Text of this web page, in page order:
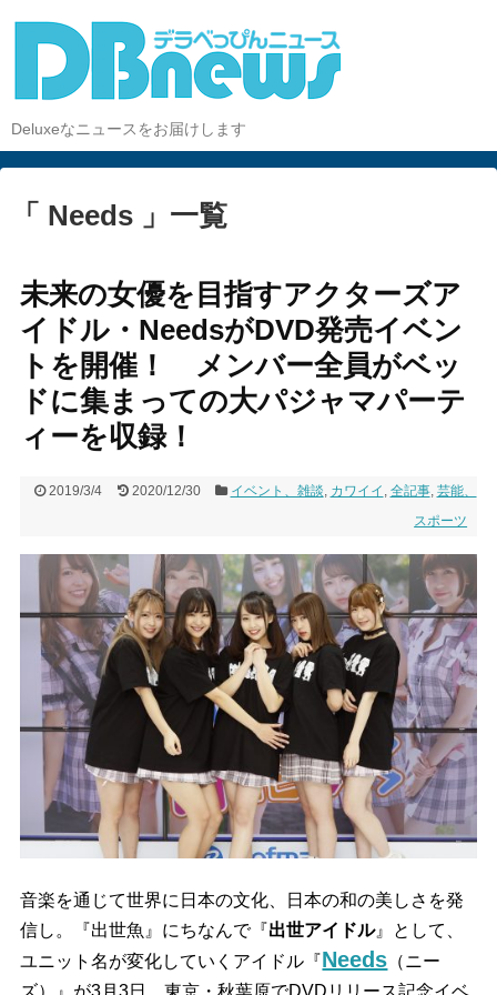
Deluxeなニュースをお届けします
「 Needs 」一覧
未来の女優を目指すアクターズア
イドル・NeedsがDVD発売イベン
トを開催！ メンバー全員がベッ
ドに集まっての大パジャマパーテ
ィーを収録！
2019/3/4 2020/12/30 イベント、雑談, カワイイ , 全記事, 芸能、
スポーツ
音楽を通じて世界に日本の文化、日本の和の美しさを発
信し。『出世魚』にちなんで『出世アイドル』として、
ユニット名が変化していくアイドル『Needs （ニー
ズ）』が3月3日、東京・秋葉原でDVDリリース記念イベ